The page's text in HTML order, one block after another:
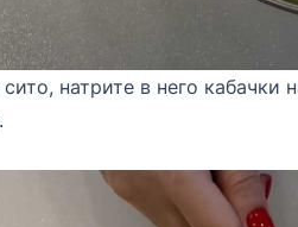
натрите в него